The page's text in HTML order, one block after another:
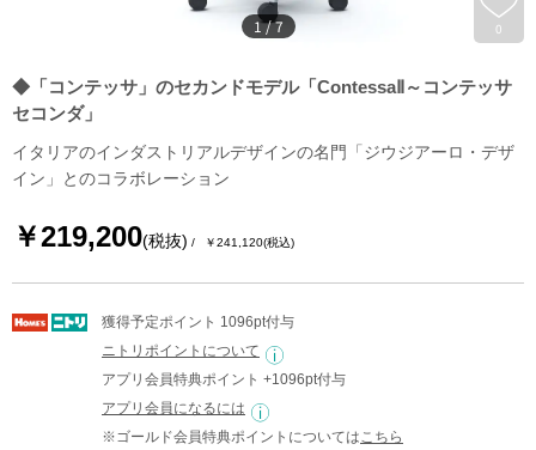
0
1/7
◆「コンテッサ」のセカンドモデル「ContessaⅡ～コンテッサ
セコンダ」
イタリアのインダストリアルデザインの名門「ジウジアーロ・デザ
イン」とのコラボレーション
￥219,200(税抜) ￥241,120(税込)
獲得予定ポイント 1096pt付与
ニトリポイントについて
アプリ会員特典ポイント +1096pt付与
アプリ会員になるには
※ゴールド会員特典ポイントについては こちら